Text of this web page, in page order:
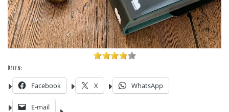
Delen:
Facebook X WhatsApp
E-mail